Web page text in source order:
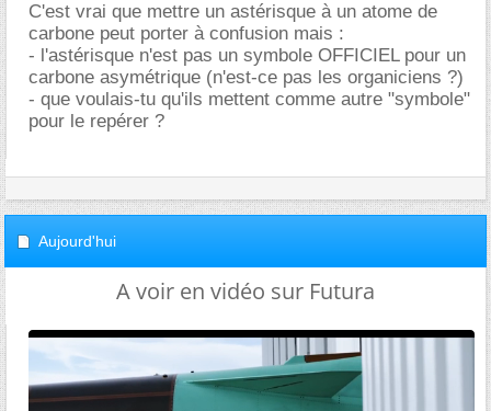
C'est vrai que mettre un astérisque à un atome de
carbone peut porter à confusion mais :
- l'astérisque n'est pas un symbole OFFICIEL pour un
carbone asymétrique (n'est-ce pas les organiciens ?)
- que voulais-tu qu'ils mettent comme autre "symbole"
pour le repérer ?
Aujourd'hui
A voir en vidéo sur Futura